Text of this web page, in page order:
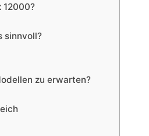
12000?
sinnvoll?
zu erwarten?